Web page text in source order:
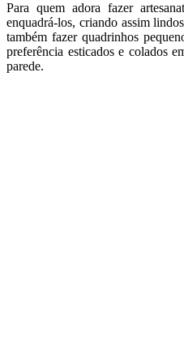
Para quem adora fazer
enquadrá-los, criando assim
também fazer quadrinhos
preferência esticados e colados
parede.